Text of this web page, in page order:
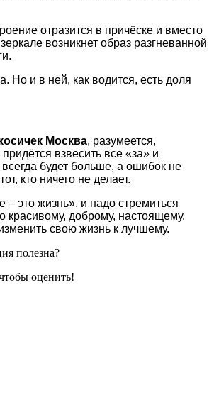
отразится в причёске и вместо
возникнет образ разгневанной
Но и в ней, как водится, есть доля
Москва, разумеется,
взвесить все «за» и
будет больше, а ошибок не
кто ничего не делает.
это жизнь», и надо стремиться
красивому, доброму, настоящему.
свою жизнь к лучшему.
полезна?
оценить!